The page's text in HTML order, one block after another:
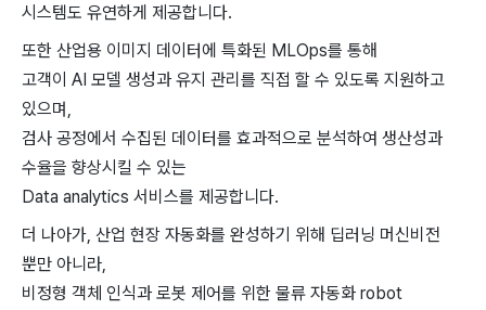
시스템도 유연하게 제공합니다.
또한 산업용 이미지 데이터에 특화된 MLOps를 통해
고객이 AI 모델 생성과 유지 관리를 직접 할 수 있도록 지원하고
있으며,
검사 공정에서 수집된 데이터를 효과적으로 분석하여 생산성과
수율을 향상시킬 수 있는
Data analytics 서비스를 제공합니다.
더 나아가, 산업 현장 자동화를 완성하기 위해 딥러닝 머신비전
뿐만 아니라,
비정형 객체 인식과 로봇 제어를 위한 물류 자동화 robot